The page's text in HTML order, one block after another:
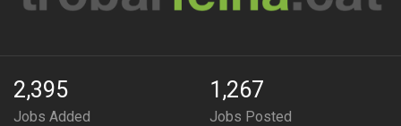
2,395
Jobs Added
1,267
Jobs Posted